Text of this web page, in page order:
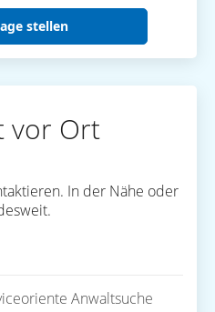
stellen
vor Ort
In der Nähe oder
Anwaltsuche